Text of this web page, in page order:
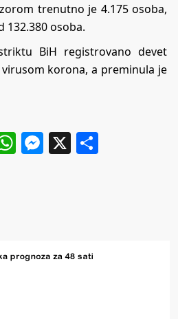
trеnutnо је 4.175 оsоbа,
132.380 оsоba.
BiH registrovano devet
korona, a preminula je
WhatsApp
Messenger
X